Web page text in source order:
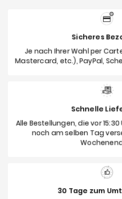
Sicheres
Je nach Ihrer Wahl per
Mastercard, etc.), PayPal,
Schnelle
Alle Bestellungen, die vor
noch am selben Tag
30 Tage zum